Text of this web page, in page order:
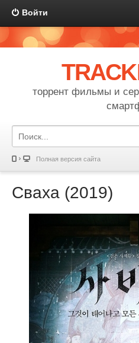
Войти
торрент фильмы и
Полная версия сайта
Сваха (2019)